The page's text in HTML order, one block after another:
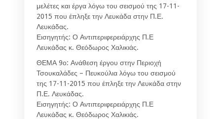
μελέτες και έργα λόγω του σεισμού της 17-11-
2015 που έπληξε την Λευκάδα στην Π.Ε.
Λευκάδας.
Εισηγητής: Ο Αντιπεριφερειάρχης Π.Ε
Λευκάδας κ. Θεόδωρος Χαλικιάς.
ΘΕΜΑ 9ο: Ανάθεση έργου στην Περιοχή
Τσουκαλάδες – Πευκούλια λόγω του σεισμού
της 17-11-2015 που έπληξε την Λευκάδα στην
Π.Ε. Λευκάδας.
Εισηγητής: Ο Αντιπεριφερειάρχης Π.Ε
Λευκάδας κ. Θεόδωρος Χαλικιάς.